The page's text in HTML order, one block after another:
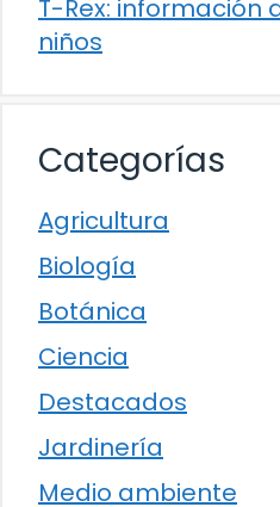
T-Rex: información
niños
Categorías
Agricultura
Biología
Botánica
Ciencia
Destacados
Jardinería
Medio ambiente